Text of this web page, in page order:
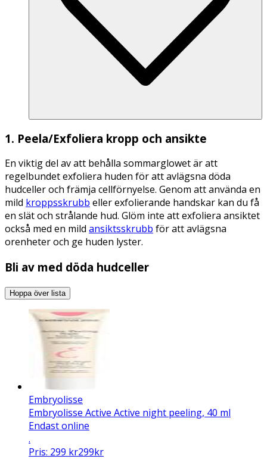
1. Peela/Exfoliera kropp och ansikte
En viktig del av att behålla sommarglowet är att
regelbundet exfoliera huden för att avlägsna döda
hudceller och främja cellförnyelse. Genom att använda en
mild kroppsskrubb eller exfolierande handskar kan du få
en slät och strålande hud. Glöm inte att exfoliera ansiktet
också med en mild ansiktsskrubb för att avlägsna
orenheter och ge huden lyster.
Bli av med döda hudceller
Hoppa över lista
Embryolisse
Embryolisse Active Active night peeling, 40 ml
Endast online
.
Pris: 299 kr299kr